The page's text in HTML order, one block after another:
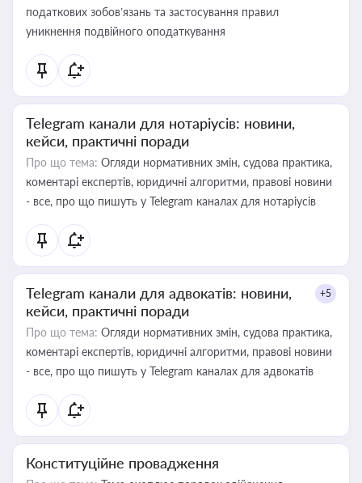
податкових зобов’язань та застосування правил
уникнення подвійного оподаткування
Telegram канали для нотаріусів: новини,
кейси, практичні поради
Про що тема: Огляди нормативних змін, судова практика,
коментарі експертів, юридичні алгоритми, правові новини
- все, про що пишуть у Telegram каналах для нотаріусів
Telegram канали для адвокатів: новини,
кейси, практичні поради
+5
Про що тема: Огляди нормативних змін, судова практика,
коментарі експертів, юридичні алгоритми, правові новини
- все, про що пишуть у Telegram каналах для адвокатів
Конституційне провадження